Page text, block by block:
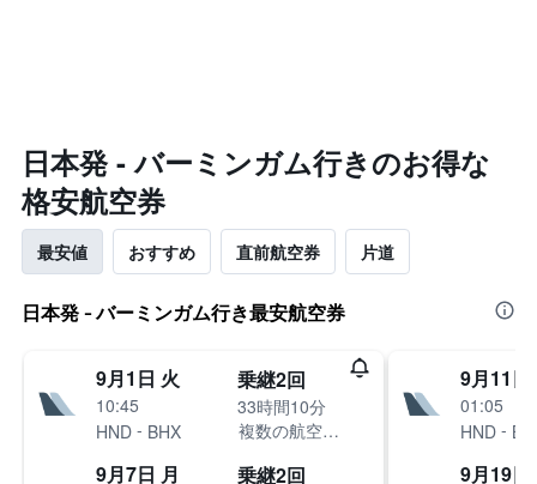
​日本発 - バーミンガム​行きのお得な
格安航空券
最安値 おすすめ 直前航空券 片道
日本発 - バーミンガム行き最安航空券
9月1日 火
10:45
HND - BHX
乗継2回
33時間10分
複数の航空会社
9月7日 月 乗継2回
9月11日
01:05
HND -
9月19日